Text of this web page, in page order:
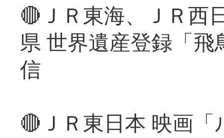
🔴ＪＲ東海、ＪＲ西
県 世界遺産登録「
信
🔴ＪＲ東日本 映画